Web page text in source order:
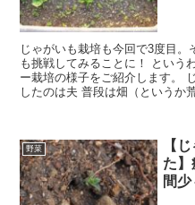
じゃがいも栽培も今回で3度目
も挑戦してみることに！ という
ー栽培の様子をご紹介します。
したのは夫 普段は畑（というか
野菜
【
た】
間少